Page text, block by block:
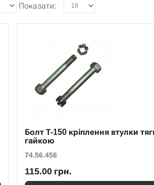
Показати:
Болт Т-150 кріплення втулки
гайкою
74.56.456
115.00 грн.